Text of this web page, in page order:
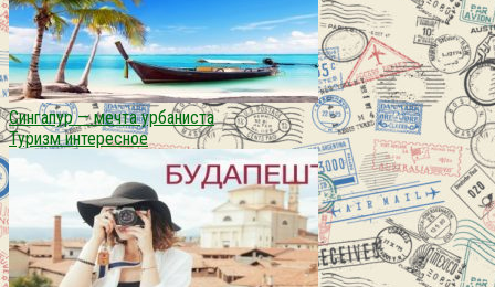
Сингапур — мечта урбаниста
Туризм интересное